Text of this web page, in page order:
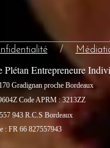
Entrepreneure
Gradignan proche Bordeaux
Code APRM : 3213ZZ
943 R.C.S Bordeaux
: FR 66 827557943
/